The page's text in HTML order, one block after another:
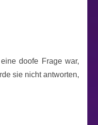
doofe Frage war,
sie nicht antworten,